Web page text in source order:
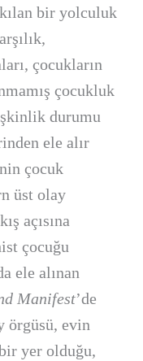
bir yolculuk
çocukların
çocukluk
durumu
ele alır
çocuk
üst olay
açısına
çocuğu
ele alınan
Manifest’de
örgüsü, evin
yer olduğu,